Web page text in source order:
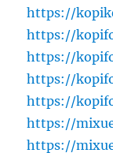
https://
https://
https://
https://
https://
https://
https://